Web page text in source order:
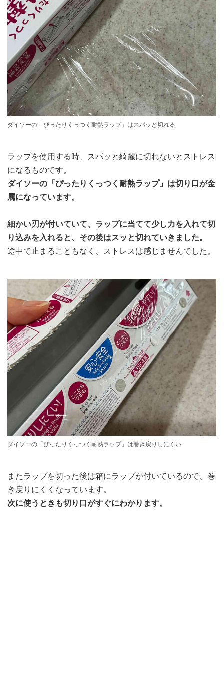
ダイソーの「ぴったりくっつく耐熱ラップ」はスパッと切れる
ラップを使用する時、スパッと綺麗に切れないとストレス
になるものです。
ダイソーの「ぴったりくっつく耐熱ラップ」は切り口が金
属になっています。
細かい刃が付いていて、ラップに当てて少し力を入れて切
り込みを入れると、その後はスッと切れていきました。
途中で止まることもなく、ストレスは感じませんでした。
ダイソーの「ぴったりくっつく耐熱ラップ」は巻き戻りしにくい
またラップを切った後は箱にラップが付いているので、巻
き戻りにくくなっています。
次に使うときも切り口がすぐにわかります。